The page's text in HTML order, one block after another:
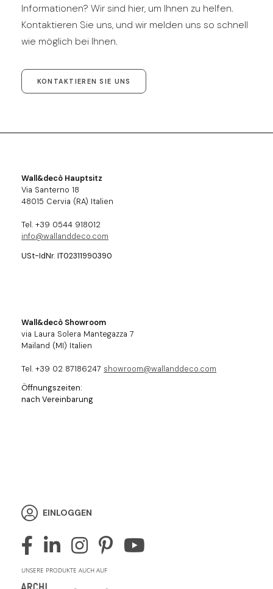
Informationen? Wir sind hier, um Ihnen zu helfen.
Kontaktieren Sie uns, und wir melden uns so schnell
wie möglich bei Ihnen.
KONTAKTIEREN SIE UNS
Wall&decò Hauptsitz
Via Santerno 18
48015 Cervia (RA) Italien
Tel. +39 0544 918012
info@wallanddeco.com
USt-IdNr. IT02311990390
Wall&decò Showroom
via Laura Solera Mantegazza 7
Mailand (MI) Italien
Tel. +39 02 87186247 showroom@wallanddeco.com
Öffnungszeiten:
nach Vereinbarung
EINLOGGEN
UNSERE PRODUKTE AUCH AUF